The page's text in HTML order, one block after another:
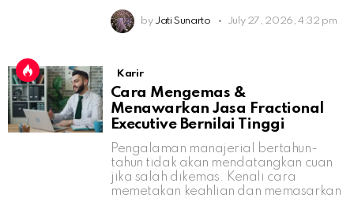
by Jati Sunarto July 27, 2026, 4:32 pm
Karir
Cara Mengemas &
Menawarkan Jasa Fractional
Executive Bernilai Tinggi
Pengalaman manajerial bertahun-
tahun tidak akan mendatangkan cuan
jika salah dikemas. Kenali cara
memetakan keahlian dan memasarkan